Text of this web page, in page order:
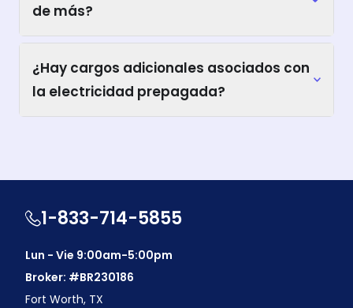
de más?
¿Hay cargos adicionales asociados con
la electricidad prepagada?
1-833-714-5855
Lun - Vie 9:00am-5:00pm
Broker: #BR230186
Fort Worth, TX